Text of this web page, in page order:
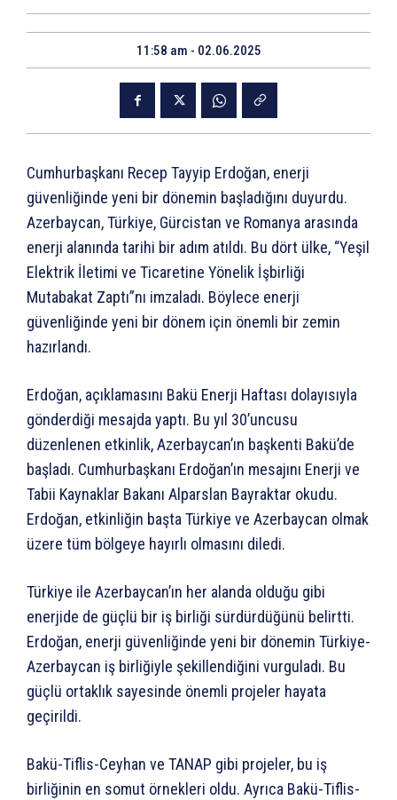
11:58 am - 02.06.2025
Cumhurbaşkanı Recep Tayyip Erdoğan, enerji
güvenliğinde yeni bir dönemin başladığını duyurdu.
Azerbaycan, Türkiye, Gürcistan ve Romanya arasında
enerji alanında tarihi bir adım atıldı. Bu dört ülke, “Yeşil
Elektrik İletimi ve Ticaretine Yönelik İşbirliği
Mutabakat Zaptı”nı imzaladı. Böylece enerji
güvenliğinde yeni bir dönem için önemli bir zemin
hazırlandı.
Erdoğan, açıklamasını Bakü Enerji Haftası dolayısıyla
gönderdiği mesajda yaptı. Bu yıl 30’uncusu
düzenlenen etkinlik, Azerbaycan’ın başkenti Bakü’de
başladı. Cumhurbaşkanı Erdoğan’ın mesajını Enerji ve
Tabii Kaynaklar Bakanı Alparslan Bayraktar okudu.
Erdoğan, etkinliğin başta Türkiye ve Azerbaycan olmak
üzere tüm bölgeye hayırlı olmasını diledi.
Türkiye ile Azerbaycan’ın her alanda olduğu gibi
enerjide de güçlü bir iş birliği sürdürdüğünü belirtti.
Erdoğan, enerji güvenliğinde yeni bir dönemin Türkiye-
Azerbaycan iş birliğiyle şekillendiğini vurguladı. Bu
güçlü ortaklık sayesinde önemli projeler hayata
geçirildi.
Bakü-Tiflis-Ceyhan ve TANAP gibi projeler, bu iş
birliğinin en somut örnekleri oldu. Ayrıca Bakü-Tiflis-